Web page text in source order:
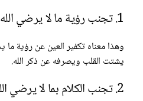
1. تجنب رؤية ما لا يرضي الله
وهذا معناه تكفير العين عن رؤية ما
يشتت القلب ويصرفه عن ذكر الله.
2. تجنب الكلام بما لا يرضي الله